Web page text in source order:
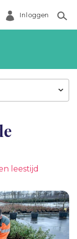
Inloggen
leestijd